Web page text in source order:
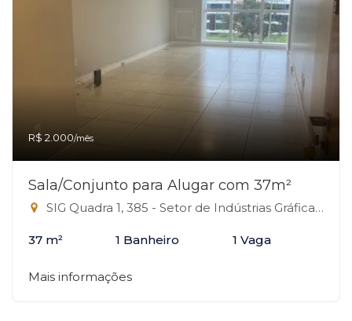
R$ 2.000/mês
Sala/Conjunto para Alugar com 37m²
SIG Quadra 1, 385 - Setor de Indústrias Gráficas, Brasília-DF
37 m² 1 Banheiro 1 Vaga
Mais informações